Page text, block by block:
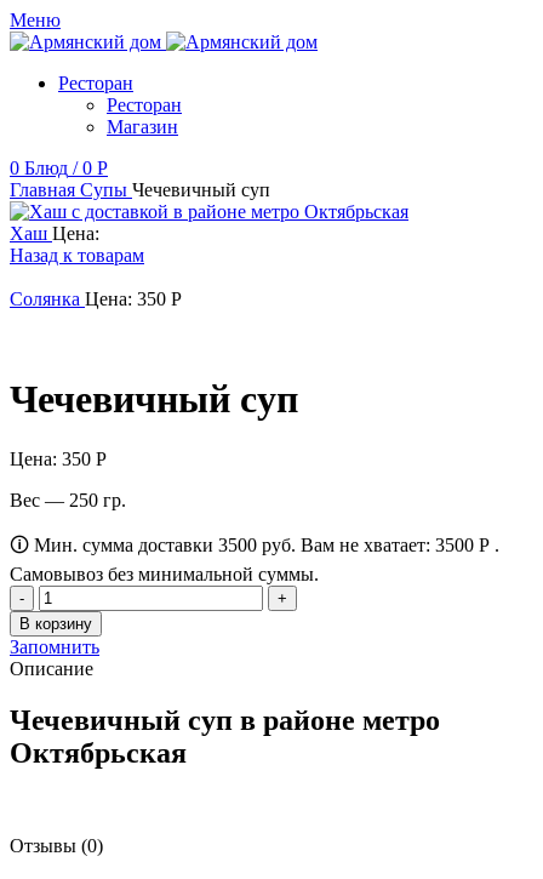
Меню
Ресторан
Ресторан
Магазин
0 Блюд / 0 Р
Главная Супы Чечевичный суп
Хаш Цена:
Назад к товарам
Солянка Цена: 350 Р
Чечевичный суп
Цена: 350 Р
Вес — 250 гр.
🛈 Мин. сумма доставки 3500 руб. Вам не хватает: 3500 Р .
Самовывоз без минимальной суммы.
Количество
товара
Чечевичный
суп
В корзину
Запомнить
Описание
Чечевичный суп в районе метро
Октябрьская
Отзывы (0)